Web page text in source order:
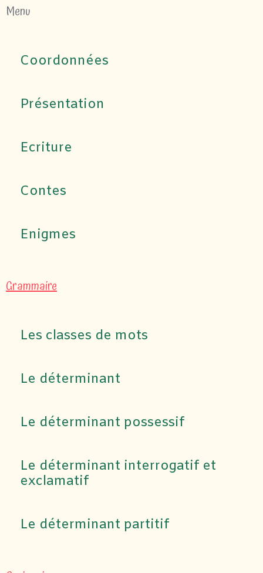
Menu
Coordonnées
Présentation
Ecriture
Contes
Enigmes
Grammaire
Les classes de mots
Le déterminant
Le déterminant possessif
Le déterminant interrogatif et
exclamatif
Le déterminant partitif